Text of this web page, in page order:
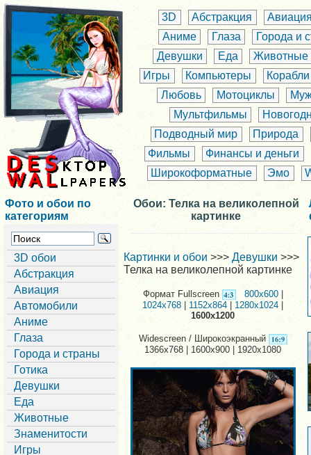
3D Абстракция
Аниме
Глаза
Города и
Девушки
Еда
Животные
Игры
Компьютеры
Корабли
Любовь
Мотоциклы
Мультфильмы
Подводный мир
Природа
Фильмы
Финансы и деньги
Широкоформатные
Эмо
Фото и обои по
категориям
3D обои
Абстракция
Авиация
Автомобили
Аниме
Глаза
Города и страны
Готика
Девушки
Еда
Животные
Знаменитости
Игры
Обои: Телка на великолепной
картинке
Картинки и обои >>> Девушки >>>
Телка на великолепной картинке
Формат Fullscreen 800x600
1024x768
1152x864|1280x1024
1600x1200
Widescreen / Широкоэкранный
1366x768 | 1600x900 | 1920x1080